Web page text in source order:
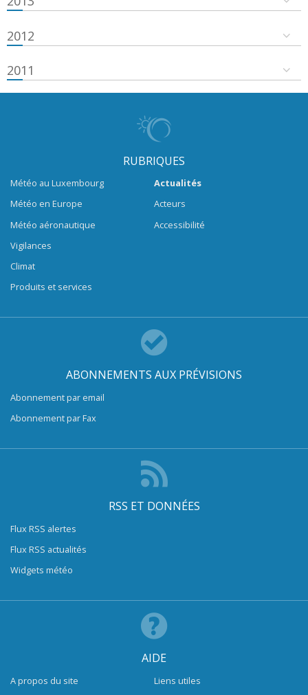
2012
2011
RUBRIQUES
Météo au Luxembourg
Météo en Europe
Météo aéronautique
Vigilances
Climat
Produits et services
Actualités
Acteurs
Accessibilité
ABONNEMENTS AUX PRÉVISIONS
Abonnement par email
Abonnement par Fax
RSS ET DONNÉES
Flux RSS alertes
Flux RSS actualités
Widgets météo
AIDE
A propos du site
Liens utiles